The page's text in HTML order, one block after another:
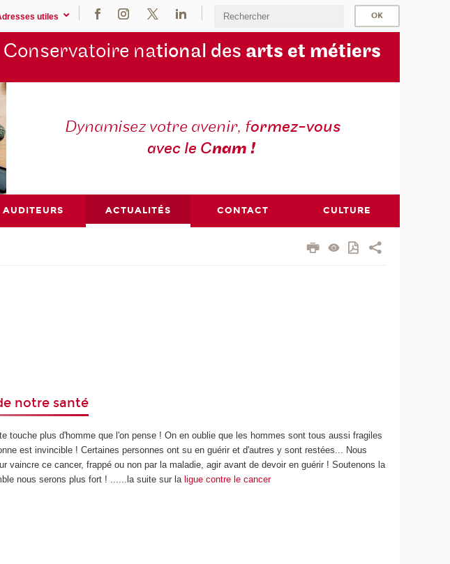
utiles
Conservatoire national des arts et métiers
Dynamisez votre avenir, formez-vous
avec le Cnam !
AUDITEURS ACTUALITÉS CONTACT CULTURE
notre santé
touche plus d'homme que l'on pense ! On en oublie que les hommes sont tous aussi fragiles
est invincible ! Certaines personnes ont su en guérir et d'autres y sont restées... Nous
vaincre ce cancer, frappé ou non par la maladie, agir avant de devoir en guérir ! Soutenons la
nous serons plus fort ! ......la suite sur la ligue contre le cancer